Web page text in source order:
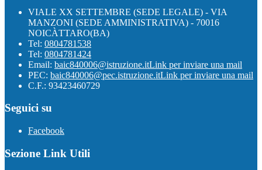
VIALE XX SETTEMBRE (SEDE LEGALE) - VIA
MANZONI (SEDE AMMINISTRATIVA) - 70016
NOICÀTTARO(BA)
Tel: 0804781538
Tel: 0804781424
Email: baic840006@istruzione.itLink per inviare una mail
PEC: baic840006@pec.istruzione.itLink per inviare una mail
C.F.: 93423460729
Seguici su
Facebook
Sezione Link Utili